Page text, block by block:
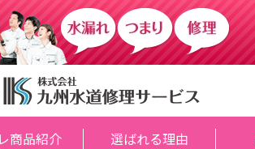
商品紹介 選ばれる理由